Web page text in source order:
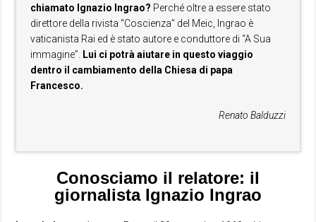
chiamato Ignazio Ingrao? Perché oltre a essere stato
direttore della rivista “Coscienza” del Meic, Ingrao è
vaticanista Rai ed è stato autore e conduttore di “A Sua
immagine”.
Lui ci potrà aiutare in questo viaggio
dentro il cambiamento della Chiesa di papa
Francesco.
Renato Balduzzi
Conosciamo il relatore: il
giornalista Ignazio Ingrao